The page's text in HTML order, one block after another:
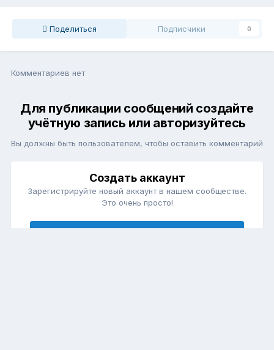
Поделиться Подписчики 0
Комментариев нет
Для публикации сообщений создайте
учётную запись или авторизуйтесь
Вы должны быть пользователем, чтобы оставить комментарий
Создать аккаунт
Зарегистрируйте новый аккаунт в нашем сообществе.
Это очень просто!